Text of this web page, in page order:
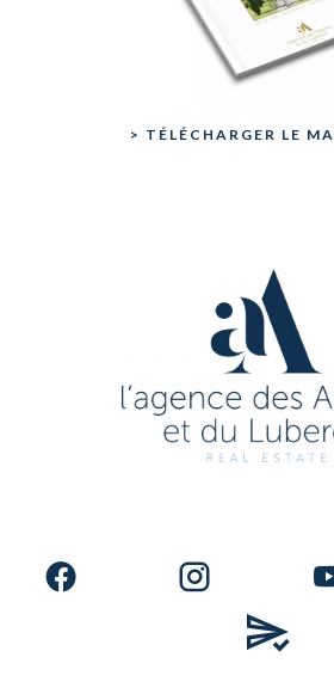
> TÉLÉCHARGER LE